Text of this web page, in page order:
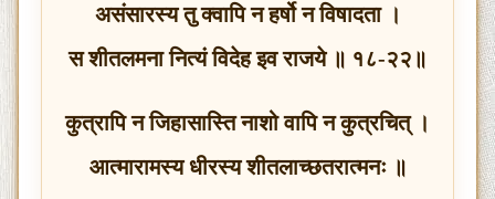
असंसारस्य तु क्वापि न हर्षो न विषादता ।
स शीतलमना नित्यं विदेह इव राजये ॥ १८-२२॥
कुत्रापि न जिहासास्ति नाशो वापि न कुत्रचित् ।
आत्मारामस्य धीरस्य शीतलाच्छतरात्मनः ॥